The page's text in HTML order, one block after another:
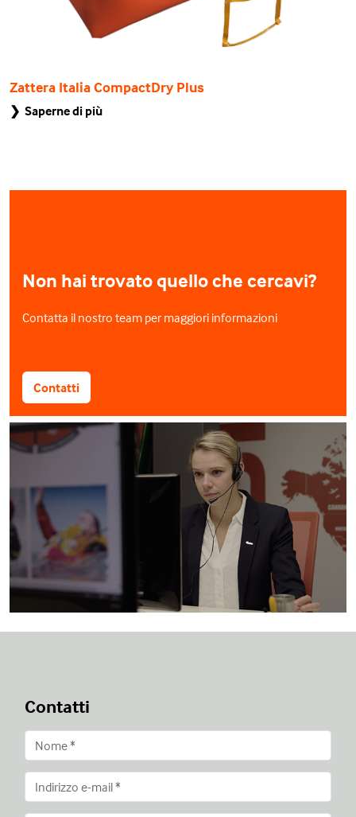
Zattera Italia CompactDry Plus
❯ Saperne di più
Non hai trovato quello che cercavi?
Contatta il nostro team per maggiori informazioni
Contatti
Contatti